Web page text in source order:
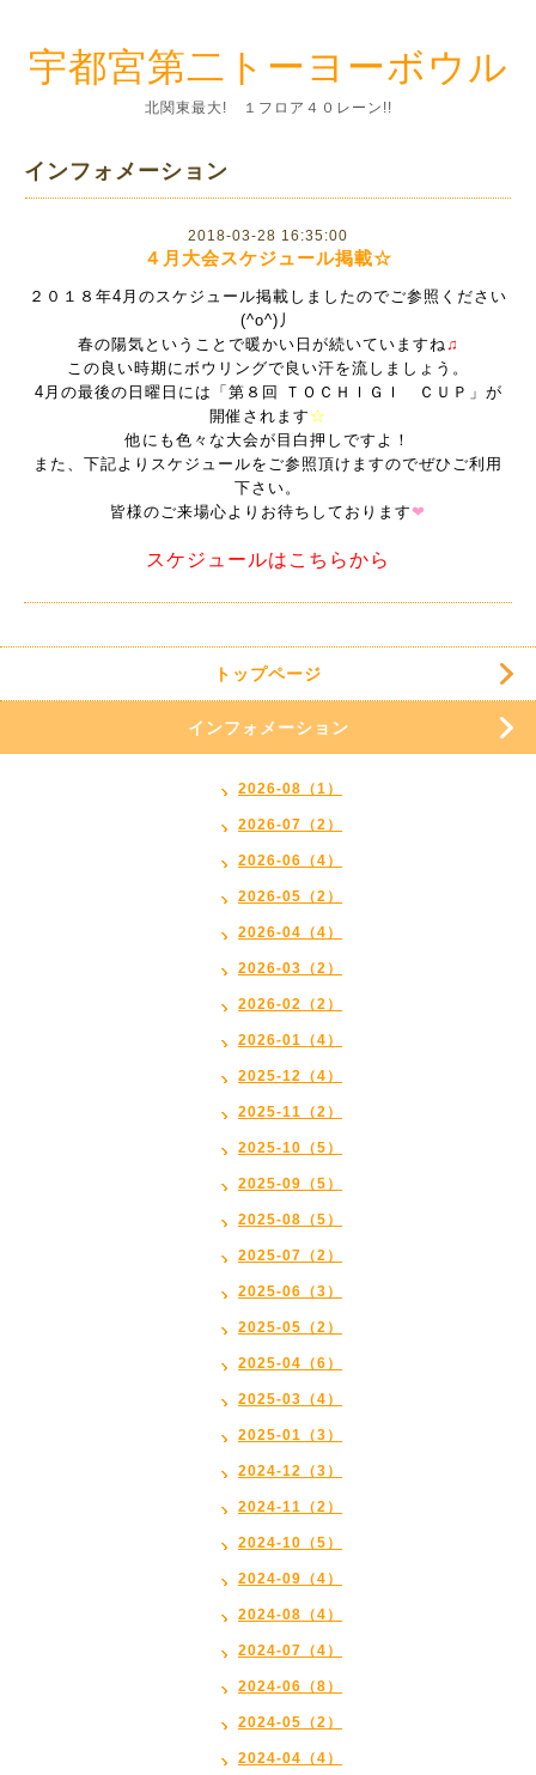
宇都宮第二トーヨーボウル
北関東最大! １フロア４０レーン!!
インフォメーション
2018-03-28 16:35:00
４月大会スケジュール掲載☆
２０１８年4月のスケジュール掲載しましたのでご参照ください
(^o^)丿
春の陽気ということで暖かい日が続いていますね♫
この良い時期にボウリングで良い汗を流しましょう。
4月の最後の日曜日には「第８回 ＴＯＣＨＩＧＩ ＣＵＰ」が
開催されます ☆
他にも色々な大会が目白押しですよ！
また、下記よりスケジュールをご参照頂けますのでぜひご利用
下さい。
皆様のご来場心よりお待ちしております ❤
スケジュールはこちらから
トップページ
インフォメーション
2026-08（1）
2026-07（2）
2026-06（4）
2026-05（2）
2026-04（4）
2026-03（2）
2026-02（2）
2026-01（4）
2025-12（4）
2025-11（2）
2025-10（5）
2025-09（5）
2025-08（5）
2025-07（2）
2025-06（3）
2025-05（2）
2025-04（6）
2025-03（4）
2025-01（3）
2024-12（3）
2024-11（2）
2024-10（5）
2024-09（4）
2024-08（4）
2024-07（4）
2024-06（8）
2024-05（2）
2024-04（4）